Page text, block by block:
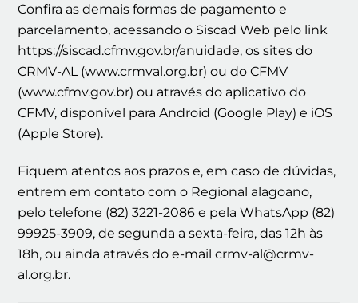
Confira as demais formas de pagamento e
parcelamento, acessando o Siscad Web pelo link
https://siscad.cfmv.gov.br/anuidade, os sites do
CRMV-AL (www.crmval.org.br) ou do CFMV
(www.cfmv.gov.br) ou através do aplicativo do
CFMV, disponível para Android (Google Play) e iOS
(Apple Store).
Fiquem atentos aos prazos e, em caso de dúvidas,
entrem em contato com o Regional alagoano,
pelo telefone (82) 3221-2086 e pela WhatsApp (82)
99925-3909, de segunda a sexta-feira, das 12h às
18h, ou ainda através do e-mail crmv-al@crmv-
al.org.br.